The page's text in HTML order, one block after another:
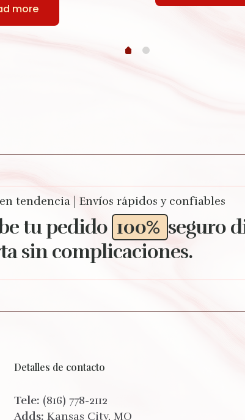
more
tu pedido 100% seguro
sin complicaciones.
tendencia | Envíos rápidos y confiables
Detalles de contacto
Tele: (816) 778-2112
Adds: Kansas City, MO